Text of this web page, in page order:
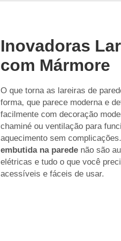
Inovadoras
com Mármore
O que torna as lareiras de
forma, que parece moderna e
facilmente com decoração
chaminé ou ventilação para
aquecimento sem
embutida na parede não são
elétricas e tudo o que você
acessíveis e fáceis de usar.